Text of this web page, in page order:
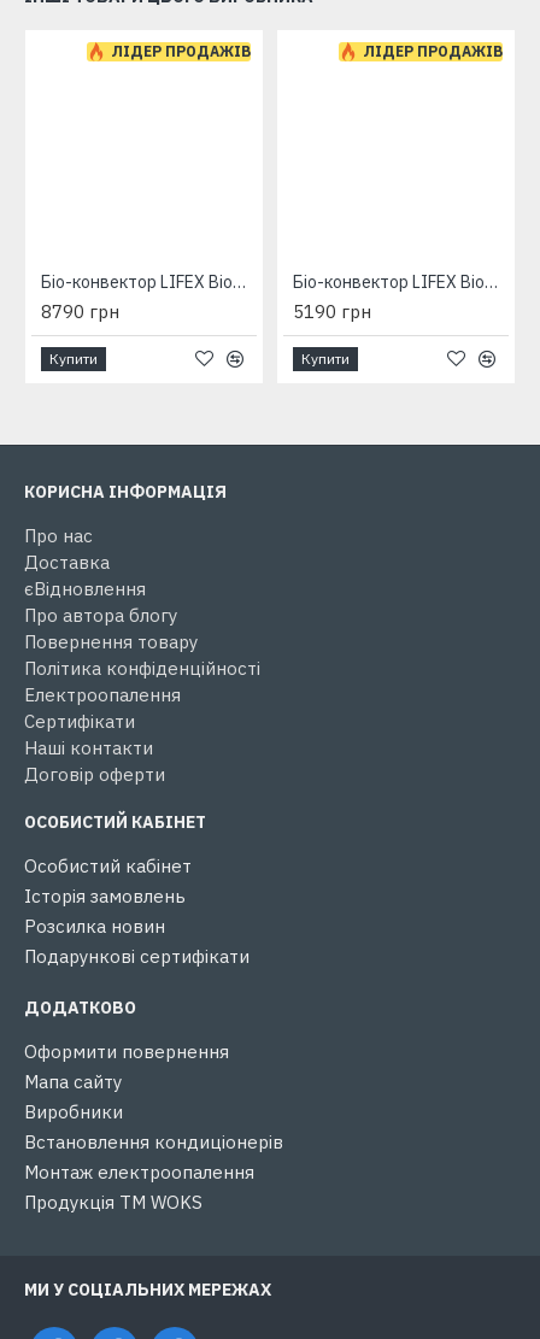
ЛІДЕР ПРОДАЖІВ
Біо-конвектор LIFEX BioAir 1400 (бежевий) з програматором
8790 грн
Купити
ЛІДЕР ПРОДАЖІВ
Біо-конвектор LIFEX BioAir 700 (бежевий) з програматором
5190 грн
Купити
КОРИСНА ІНФОРМАЦІЯ
Про нас
Доставка
єВідновлення
Про автора блогу
Повернення товару
Політика конфіденційності
Електроопалення
Сертифікати
Наші контакти
Договір оферти
ОСОБИСТИЙ КАБІНЕТ
Особистий кабінет
Історія замовлень
Розсилка новин
Подарункові сертифікати
ДОДАТКОВО
Оформити повернення
Мапа сайту
Виробники
Встановлення кондиціонерів
Монтаж електроопалення
Продукція ТМ WOKS
МИ У СОЦІАЛЬНИХ МЕРЕЖАХ